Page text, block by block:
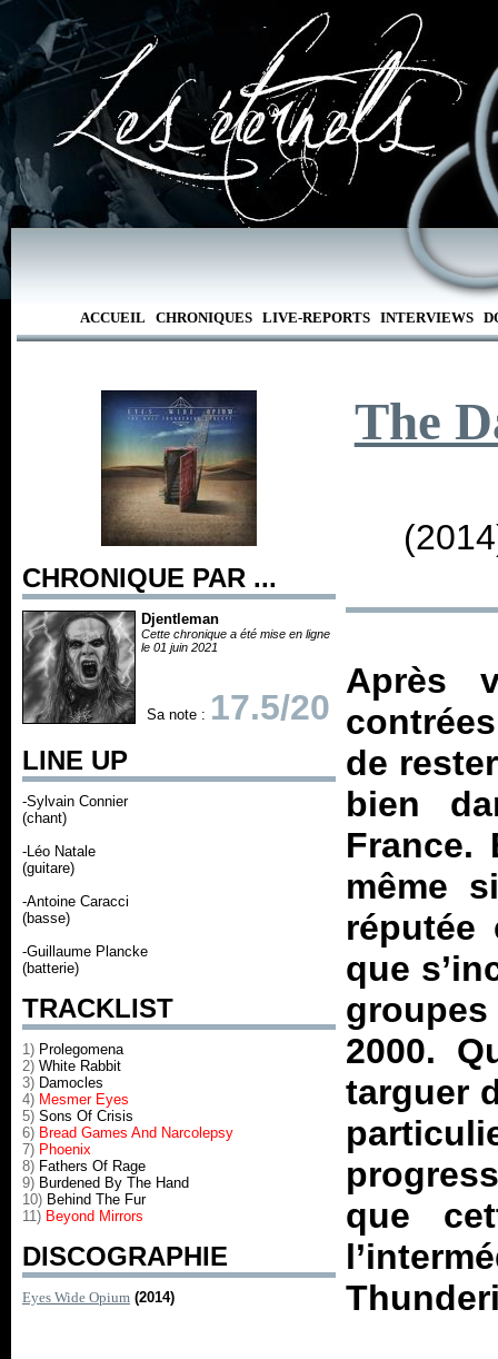
ACCUEIL CHRONIQUES LIVE-REPORTS INTERVIEWS
CHRONIQUE PAR ...
Djentleman
Cette chronique a été mise en ligne
le 01 juin 2021
Sa note : 17.5/20
LINE UP
-Sylvain Connier
(chant)
-Léo Natale
(guitare)
-Antoine Caracci
(basse)
-Guillaume Plancke
(batterie)
TRACKLIST
1) Prolegomena
2) White Rabbit
3) Damocles
4) Mesmer Eyes
5) Sons Of Crisis
6) Bread Games And Narcolepsy
7) Phoenix
8) Fathers Of Rage
9) Burdened By The Hand
10) Behind The Fur
11) Beyond Mirrors
DISCOGRAPHIE
Eyes Wide Opium (2014)
The
Après
de
bien
France.
même
réputée
que
2000.
targuer
que